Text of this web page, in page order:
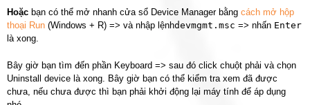
Hoặc bạn có thể mở nhanh cửa sổ Device Manager bằng cách mở hộp
thoại Run (Windows + R) => và nhập lệnhdevmgmt.msc => nhấn Enter
là xong.
Bây giờ bạn tìm đến phần Keyboard => sau đó click chuột phải và chọn
Uninstall device là xong. Bây giờ bạn có thể kiểm tra xem đã được
chưa, nếu chưa được thì bạn phải khởi động lại máy tính để áp dụng